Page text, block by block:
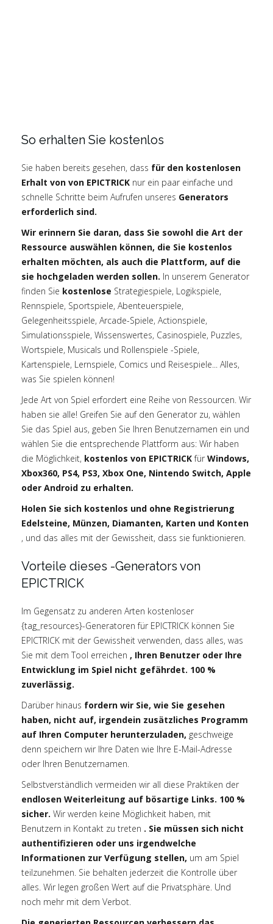
So erhalten Sie kostenlos
Sie haben bereits gesehen, dass für den kostenlosen
Erhalt von von EPICTRICK nur ein paar einfache und
schnelle Schritte beim Aufrufen unseres Generators
erforderlich sind.
Wir erinnern Sie daran, dass Sie sowohl die Art der
Ressource auswählen können, die Sie kostenlos
erhalten möchten, als auch die Plattform, auf die
sie hochgeladen werden sollen. In unserem Generator
finden Sie kostenlose Strategiespiele, Logikspiele,
Rennspiele, Sportspiele, Abenteuerspiele,
Gelegenheitsspiele, Arcade-Spiele, Actionspiele,
Simulationsspiele, Wissenswertes, Casinospiele, Puzzles,
Wortspiele, Musicals und Rollenspiele -Spiele,
Kartenspiele, Lernspiele, Comics und Reisespiele... Alles,
was Sie spielen können!
Jede Art von Spiel erfordert eine Reihe von Ressourcen. Wir
haben sie alle! Greifen Sie auf den Generator zu, wählen
Sie das Spiel aus, geben Sie Ihren Benutzernamen ein und
wählen Sie die entsprechende Plattform aus: Wir haben
die Möglichkeit, kostenlos von EPICTRICKfür Windows,
Xbox360, PS4, PS3, Xbox One, Nintendo Switch, Apple
oder Android zu erhalten.
Holen Sie sich kostenlos und ohne Registrierung
Edelsteine, Münzen, Diamanten, Karten und Konten
, und das alles mit der Gewissheit, dass sie funktionieren.
Vorteile dieses -Generators von
EPICTRICK
Im Gegensatz zu anderen Arten kostenloser
{tag_resources}-Generatoren für EPICTRICK können Sie
EPICTRICK mit der Gewissheit verwenden, dass alles, was
Sie mit dem Tool erreichen , Ihren Benutzer oder Ihre
Entwicklung im Spiel nicht gefährdet. 100 %
zuverlässig.
Darüber hinaus fordern wir Sie, wie Sie gesehen
haben, nicht auf, irgendein zusätzliches Programm
auf Ihren Computer herunterzuladen, geschweige
denn speichern wir Ihre Daten wie Ihre E-Mail-Adresse
oder Ihren Benutzernamen.
Selbstverständlich vermeiden wir all diese Praktiken der
endlosen Weiterleitung auf bösartige Links. 100 %
sicher. Wir werden keine Möglichkeit haben, mit
Benutzern in Kontakt zu treten . Sie müssen sich nicht
authentifizieren oder uns irgendwelche
Informationen zur Verfügung stellen, um am Spiel
teilzunehmen. Sie behalten jederzeit die Kontrolle über
alles. Wir legen großen Wert auf die Privatsphäre. Und
noch mehr mit dem Verbot.